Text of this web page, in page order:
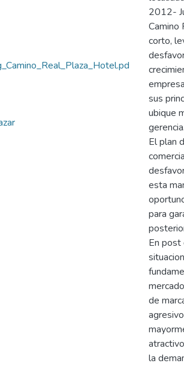
2012-
Camino
corto,
sus
ubique
gerencia.
El plan
esta
para
En post
de
la